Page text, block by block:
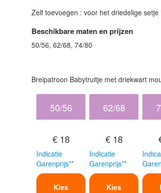
Zelf toevoegen : voor het driedelige
Beschikbare maten en prijzen
50/56, 62/68, 74/80
Breipatroon Babytruitje met driekwart
50/56
€ 18
Indicatie
Garenprijs**
Kies
62/68
€ 18
Indicatie
Garenprijs**
Kies